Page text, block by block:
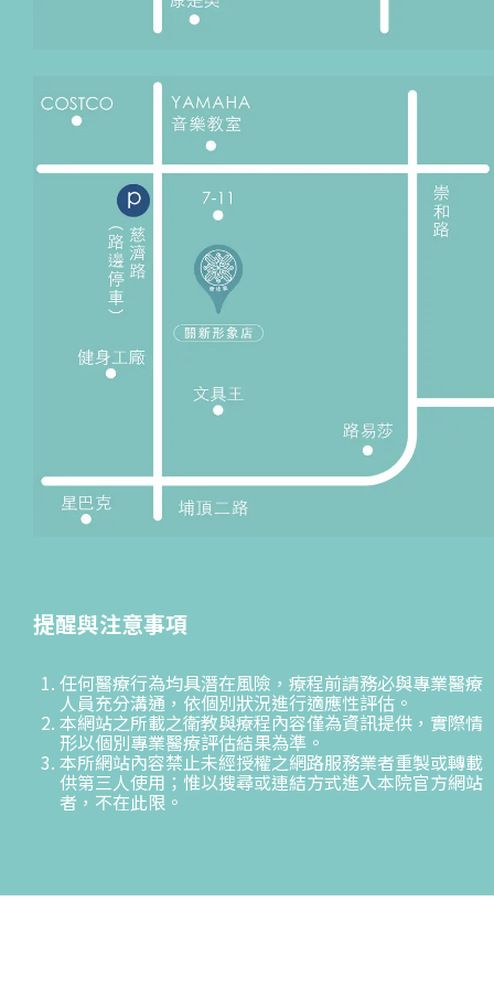
提醒與注意事項
任何醫療行為均具潛在風險，療程前請務必與專業醫療
人員充分溝通，依個別狀況進行適應性評估。
本網站之所載之衛教與療程內容僅為資訊提供，實際情
形以個別專業醫療評估結果為準。
本所網站內容禁止未經授權之網路服務業者重製或轉載
供第三人使用；惟以搜尋或連結方式進入本院官方網站
者，不在此限。